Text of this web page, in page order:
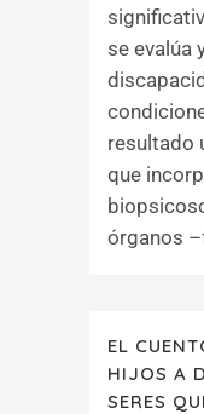
se evalúa
resultado
que
órganos
EL
HIJOS A
SERES